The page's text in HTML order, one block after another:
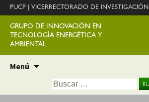
PUCP VICERRECTORADO DE INVESTIGACIÓN
GRUPO DE INNOVACIÓN EN
TECNOLOGÍA ENERGÉTICA Y
AMBIENTAL
Menú
contenido
Buscar: